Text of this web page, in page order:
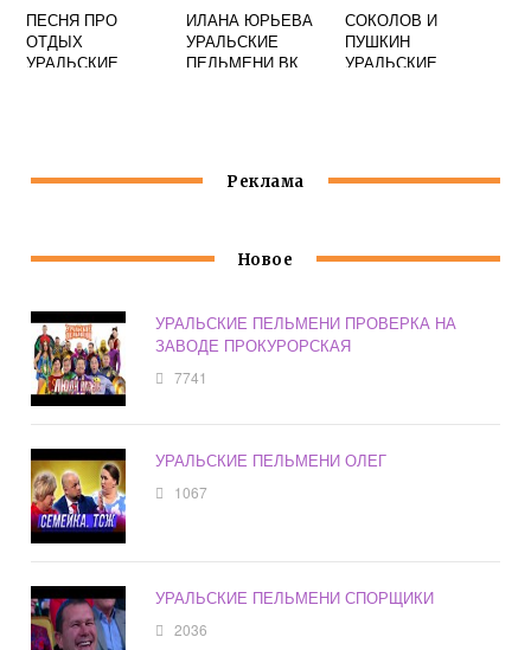
ПЕСНЯ ПРО
ОТДЫХ
УРАЛЬСКИЕ
ИЛАНА ЮРЬЕВА
УРАЛЬСКИЕ
ПЕЛЬМЕНИ ВК
СОКОЛОВ И
ПУШКИН
УРАЛЬСКИЕ
Реклама
Новое
УРАЛЬСКИЕ ПЕЛЬМЕНИ ПРОВЕРКА НА
ЗАВОДЕ ПРОКУРОРСКАЯ
7741
УРАЛЬСКИЕ ПЕЛЬМЕНИ ОЛЕГ
1067
УРАЛЬСКИЕ ПЕЛЬМЕНИ СПОРЩИКИ
2036